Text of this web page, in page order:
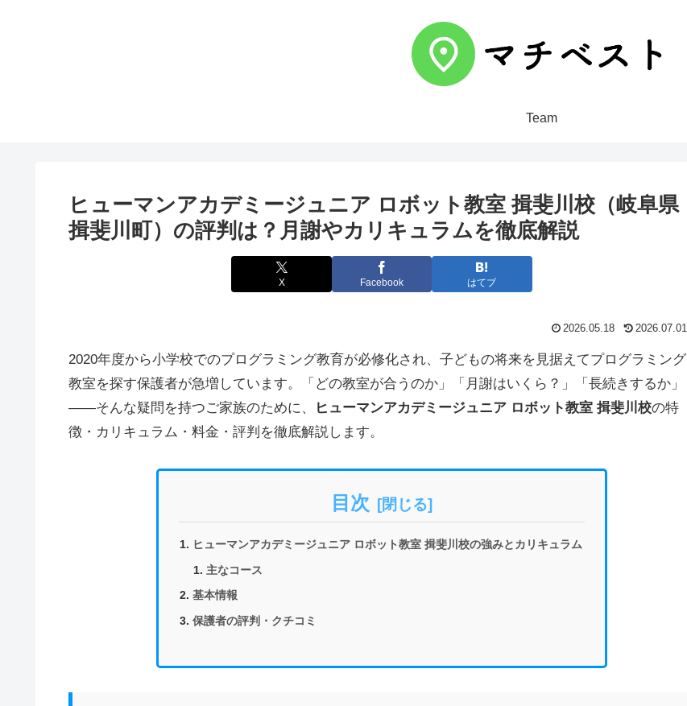
Team
ヒューマンアカデミージュニア ロボット教室 揖斐川校（岐阜県
揖斐川町）の評判は？月謝やカリキュラムを徹底解説
X Facebook はてブ
2026.05.18 2026.07.01
2020年度から小学校でのプログラミング教育が必修化され、子どもの将来を見据えてプログラミング
教室を探す保護者が急増しています。「どの教室が合うのか」「月謝はいくら？」「長続きするか」
——そんな疑問を持つご家族のために、
ヒューマンアカデミージュニア ロボット教室 揖斐川校の特
徴・カリキュラム・料金・評判を徹底解説します。
目次
ヒューマンアカデミージュニア ロボット教室 揖斐川校の強みとカリキュラム
主なコース
基本情報
保護者の評判・クチコミ